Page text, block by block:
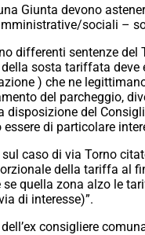
Giunta devono
sociali –
differenti sentenze
sosta tariffata deve
) che ne
del parcheggio,
disposizione del
di particolare
caso di via Torno
della tariffa al
se quella zona alzo le
di interesse)”.
consigliere